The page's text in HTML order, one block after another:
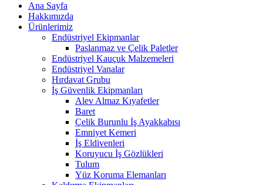
Ana Sayfa
Hakkımızda
Ürünlerimiz
Endüstriyel Ekipmanlar
Paslanmaz ve Çelik Paletler
Endüstriyel Kauçuk Malzemeleri
Endüstriyel Vanalar
Hırdavat Grubu
İş Güvenlik Ekipmanları
Alev Almaz Kıyafetler
Baret
Çelik Burunlu İş Ayakkabısı
Emniyet Kemeri
İş Eldivenleri
Koruyucu İş Gözlükleri
Tulum
Yüz Koruma Elemanları